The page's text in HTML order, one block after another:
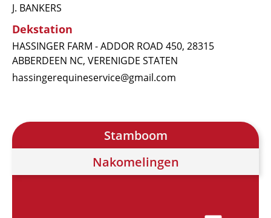
J. BANKERS
Dekstation
HASSINGER FARM - ADDOR ROAD 450, 28315
ABBERDEEN NC, VERENIGDE STATEN
hassingerequineservice@gmail.com
Stamboom
Nakomelingen